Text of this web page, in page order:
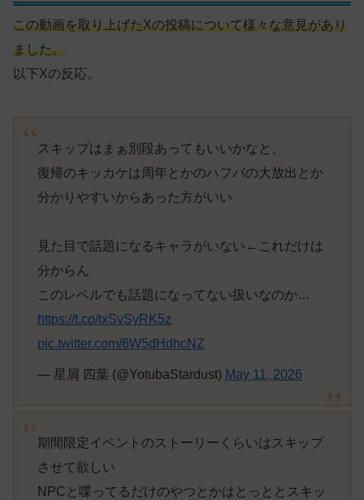
この動画を取り上げたXの投稿について様々な意見があり
ました。
以下Xの反応。
スキップはまぁ別段あってもいいかなと、
復帰のキッカケは周年とかのハフバの大放出とか
分かりやすいからあった方がいい
見た目で話題になるキャラがいない←これだけは
分からん
このレベルでも話題になってない扱いなのか…
https://t.co/txSvSyRK5z
pic.twitter.com/6W5dHdhcNZ
— 星屑 四葉 (@YotubaStardust) May 11, 2026
期間限定イベントのストーリーくらいはスキップ
させて欲しい
NPCと喋ってるだけのやつとかはとっととスキッ